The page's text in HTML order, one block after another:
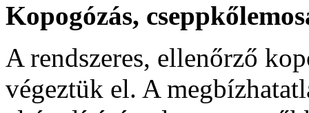
Kopogózás,
A rendszeres, ellenőrző
végeztük el. A